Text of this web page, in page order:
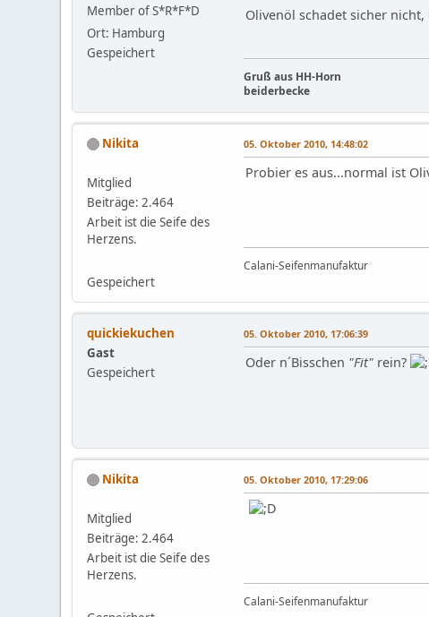
Member of S*R*F*D
Ort: Hamburg
Gespeichert
Olivenöl schadet sicher
Gruß aus HH-Horn
beiderbecke
Nikita
Mitglied
Beiträge: 2.464
Arbeit ist die Seife des
Herzens.
Gespeichert
05. Oktober 2010, 14:48:02
Probier es aus...normal ist
Calani-Seifenmanufaktur
quickiekuchen
Gast
Gespeichert
05. Oktober 2010, 17:06:39
Oder n´Bisschen "Fit" rein?
Nikita
Mitglied
Beiträge: 2.464
Arbeit ist die Seife des
Herzens.
05. Oktober 2010, 17:29:06
Calani-Seifenmanufaktur